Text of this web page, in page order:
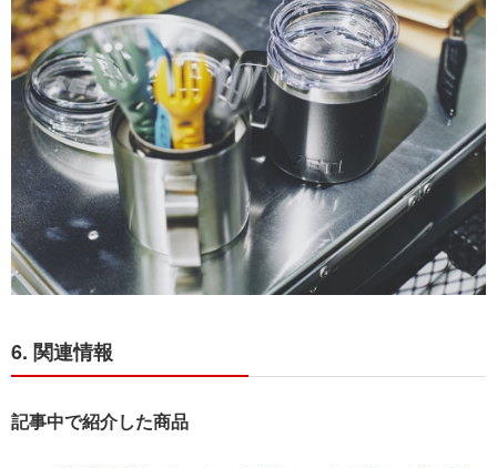
6. 関連情報
記事中で紹介した商品